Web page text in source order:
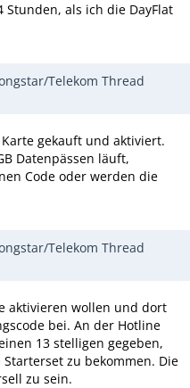
Stunden, als ich die DayFlat
Telekom Thread
gekauft und aktiviert.
Datenpässen läuft,
Code oder werden die
Telekom Thread
aktivieren wollen und dort
bei. An der Hotline
13 stelligen gegeben,
zu bekommen. Die
zu sein.